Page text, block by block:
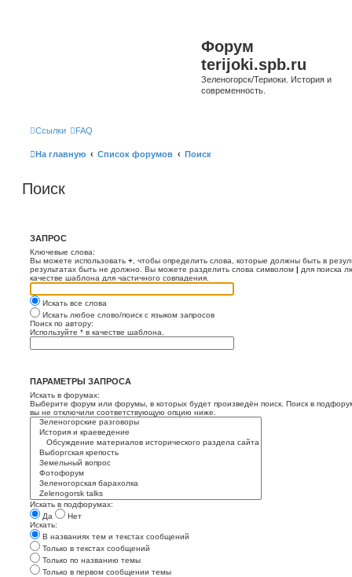
Форум
terijoki.spb.ru
Зеленогорск/Териоки. История и
современность.
Ссылки FAQ
На главную Список форумов Поиск
Поиск
ЗАПРОС
Ключевые слова:
Вы можете использовать + , чтобы определить слова, которые должны быть в
результатах быть не должно. Вы можете разделить слова символом | для поиска
качестве шаблона для частичного совпадения.
Искать все слова
Искать любое слово/поиск с языком запросов
Поиск по автору:
Используйте * в качестве шаблона.
ПАРАМЕТРЫ ЗАПРОСА
Искать в форумах:
Выберите форум или форумы, в которых будет произведён поиск. Поиск в
вы не отключили соответствующую опцию ниже.
Искать в подфорумах:
Да
Нет
Искать:
В названиях тем и текстах сообщений
Только в текстах сообщений
Только по названию темы
Только в первом сообщении темы